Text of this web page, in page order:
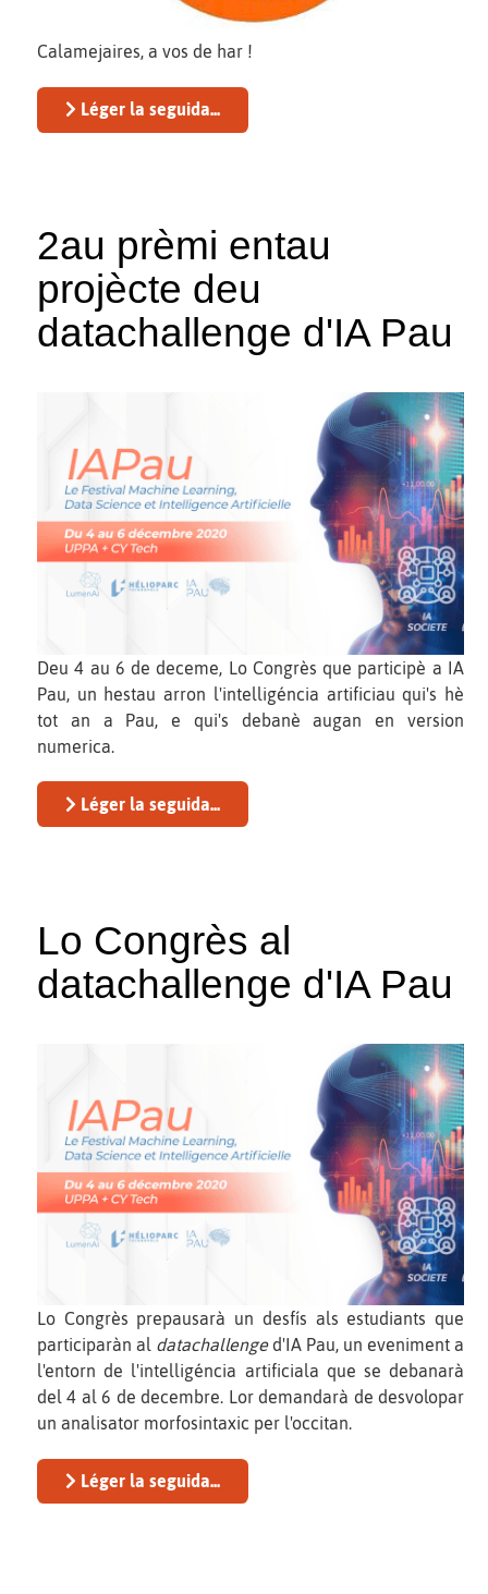
Calamejaires, a vos de har !
Léger la seguida...
2au prèmi entau
projècte deu
datachallenge d'IA Pau
Deu 4 au 6 de deceme, Lo Congrès que participè a IA
Pau, un hestau arron l'intelligéncia artificiau qui's hè
tot an a Pau, e qui's debanè augan en version
numerica.
Léger la seguida...
Lo Congrès al
datachallenge d'IA Pau
Lo Congrès prepausarà un desfís als estudiants que
participaràn al datachallenged'IA Pau, un eveniment a
l'entorn de l'intelligéncia artificiala que se debanarà
del 4 al 6 de decembre. Lor demandarà de desvolopar
un analisator morfosintaxic per l'occitan.
Léger la seguida...